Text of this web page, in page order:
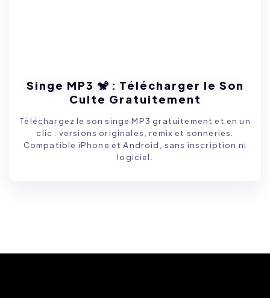
Singe MP3 🐒 : Télécharger le Son
Culte Gratuitement
Téléchargez le son singe MP3 gratuitement et en un
clic : versions originales, remix et sonneries.
Compatible iPhone et Android, sans inscription ni
logiciel.